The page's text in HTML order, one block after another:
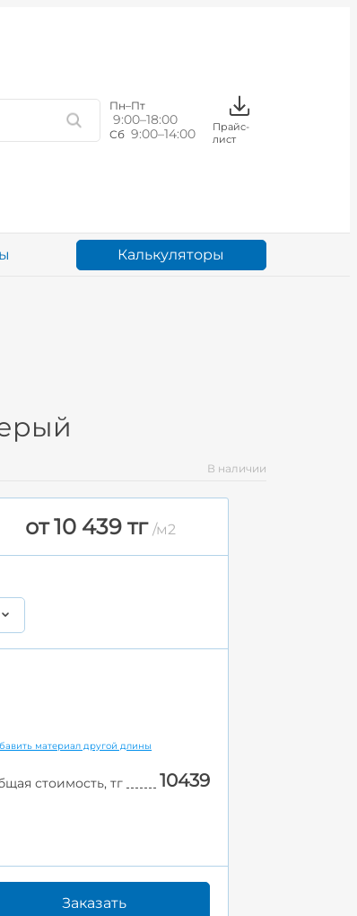
Пн–Пт
9:00–18:00
Сб 9:00–14:00
Прайс-
лист
Калькуляторы
В наличии
от 10 439 тг/м2
материал другой длины
стоимость, тг 10439
Заказать